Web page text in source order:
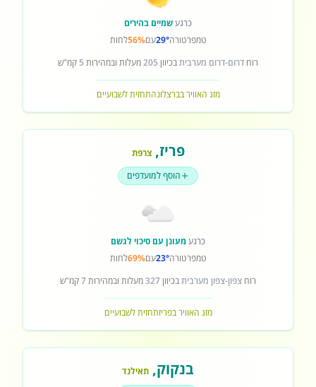
כרגעשמיים בהירים
טמפרטורה29°עם56%לחות
רוח דרום-דרום מערביתבכיוון 205מעלות ובמהירות 5 קמ"ש
מזג האוויר בברצלונהתחזית לשבועיים
פריז,צרפת
הוסף למועדפים
כרגעמעונן עם סיכוי לגשם
טמפרטורה23°עם69%לחות
רוח צפון-צפון מערביתבכיוון327מעלות ובמהירות7קמ"ש
מזג האוויר בפריזתחזית לשבועיים
בנקוק, תאילנד